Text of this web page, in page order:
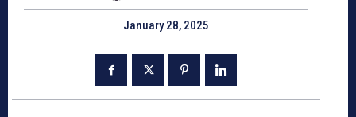
January 28, 2025